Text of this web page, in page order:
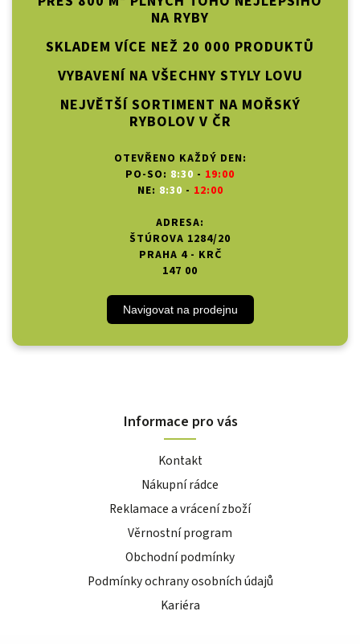
NA RYBY
SKLADEM VÍCE NEŽ 20 000 PRODUKTŮ
VYBAVENÍ NA VŠECHNY STYLY LOVU
NEJVĚTŠÍ SORTIMENT NA MOŘSKÝ
RYBOLOV V ČR
OTEVŘENO KAŽDÝ DEN:
PO-SO: 8:30 - 19:00
NE: 8:30 - 12:00
ADRESA:
ŠTÚROVA 1284/20
PRAHA 4 - KRČ
147 00
Navigovat na prodejnu
Informace pro vás
Kontakt
Nákupní rádce
Reklamace a vrácení zboží
Věrnostní program
Obchodní podmínky
Podmínky ochrany osobních údajů
Kariéra